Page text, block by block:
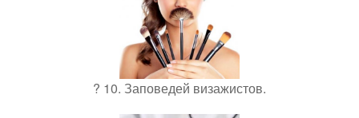
? 10. Заповедей визажистов.